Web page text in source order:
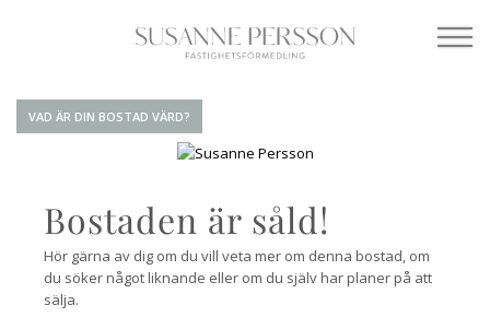
VAD ÄR DIN BOSTAD VÄRD?
Bostaden är såld!
Hör gärna av dig om du vill veta mer om denna bostad, om
du söker något liknande eller om du själv har planer på att
sälja.